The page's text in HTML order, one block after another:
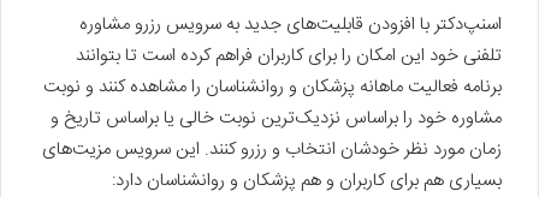
اسنپ‌دکتر با افزودن قابلیت‌های جدید به سرویس رزرو مشاوره
تلفنی خود این امکان را برای کاربران فراهم کرده است تا بتوانند
برنامه فعالیت ماهانه پزشکان و روانشناسان را مشاهده کنند و نوبت
مشاوره خود را براساس نزدیک‌ترین نوبت خالی یا براساس تاریخ و
زمان مورد نظر خودشان انتخاب و رزرو کنند. این سرویس مزیت‌های
بسیاری هم برای کاربران و هم پزشکان و روانشناسان دارد: